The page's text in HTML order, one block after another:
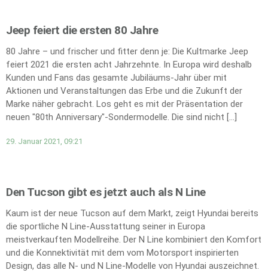
Jeep feiert die ersten 80 Jahre
80 Jahre – und frischer und fitter denn je: Die Kultmarke Jeep
feiert 2021 die ersten acht Jahrzehnte. In Europa wird deshalb
Kunden und Fans das gesamte Jubiläums-Jahr über mit
Aktionen und Veranstaltungen das Erbe und die Zukunft der
Marke näher gebracht. Los geht es mit der Präsentation der
neuen "80th Anniversary"-Sondermodelle. Die sind nicht […]
29. Januar 2021, 09:21
Den Tucson gibt es jetzt auch als N Line
Kaum ist der neue Tucson auf dem Markt, zeigt Hyundai bereits
die sportliche N Line-Ausstattung seiner in Europa
meistverkauften Modellreihe. Der N Line kombiniert den Komfort
und die Konnektivität mit dem vom Motorsport inspirierten
Design, das alle N- und N Line-Modelle von Hyundai auszeichnet.